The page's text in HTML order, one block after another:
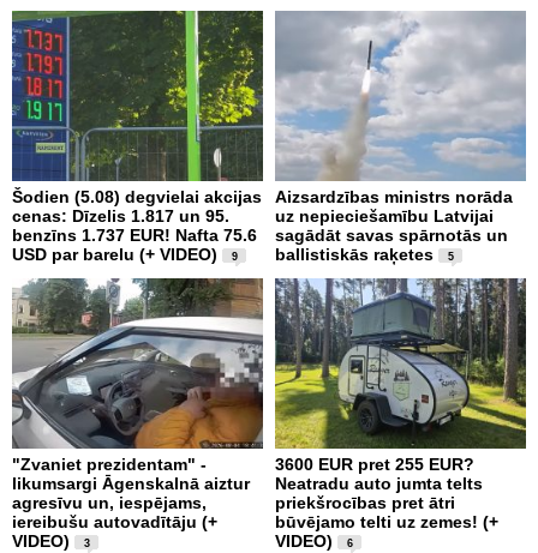
Šodien (5.08) degvielai akcijas
cenas: Dīzelis 1.817 un 95.
benzīns 1.737 EUR! Nafta 75.6
USD par barelu (+ VIDEO)
9
Aizsardzības ministrs norāda
uz nepieciešamību Latvijai
sagādāt savas spārnotās un
ballistiskās raķetes
5
"Zvaniet prezidentam" -
likumsargi Āgenskalnā aiztur
agresīvu un, iespējams,
iereibušu autovadītāju (+
VIDEO)
3
3600 EUR pret 255 EUR?
Neatradu auto jumta telts
priekšrocības pret ātri
būvējamo telti uz zemes! (+
VIDEO)
6